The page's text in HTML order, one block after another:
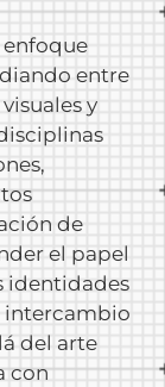
enfoque
entre
y
de
el papel
identidades
intercambio
del arte
con